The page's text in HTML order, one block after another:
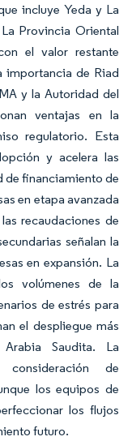
incluye Yeda y La
Provincia Oriental
el valor restante
importancia de Riad
y la Autoridad del
ventajas en la
regulatorio. Esta
y acelera las
de financiamiento de
en etapa avanzada
recaudaciones de
señalan la
en expansión. La
volúmenes de la
de estrés para
el despliegue más
Saudita. La
de
los equipos de
los flujos
futuro.